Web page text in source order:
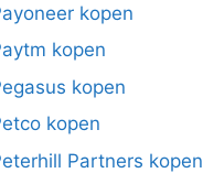
kopen
kopen
kopen
kopen
Partners kopen